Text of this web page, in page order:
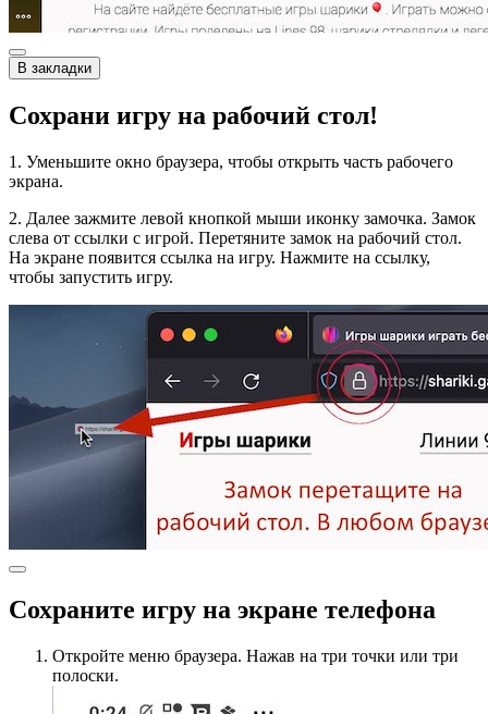
В закладки
Сохрани игру на рабочий стол!
1. Уменьшите окно браузера, чтобы открыть часть рабочего
экрана.
2. Далее зажмите левой кнопкой мыши иконку замочка. Замок
слева от ссылки с игрой. Перетяните замок на рабочий стол.
На экране появится ссылка на игру. Нажмите на ссылку,
чтобы запустить игру.
Сохраните игру на экране телефона
Откройте меню браузера. Нажав на три точки или три
полоски.